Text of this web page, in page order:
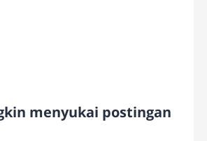
menyukai postingan